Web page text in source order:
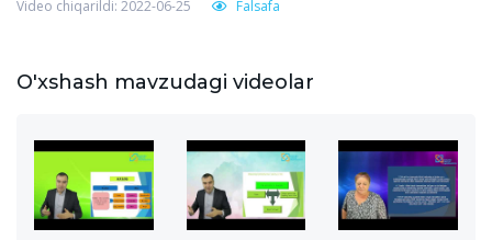
Video chiqarildi: 2022-06-25 Falsafa
O'xshash mavzudagi videolar